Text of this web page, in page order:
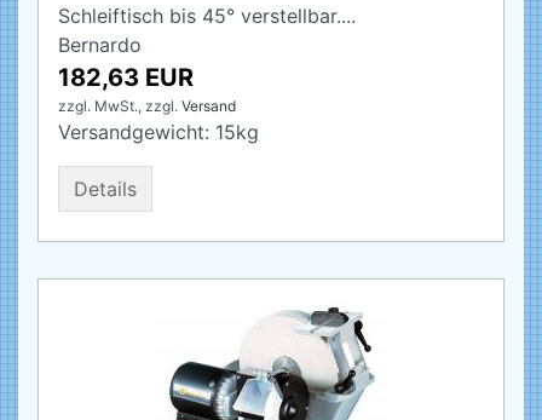
Schleiftisch bis 45° verstellbar....
Bernardo
182,63 EUR
zzgl. MwSt., zzgl. Versand
Versandgewicht: 15kg
Details